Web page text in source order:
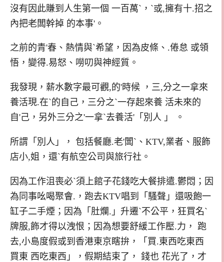
沒有因此賺到人生第一個 一百萬`，`或,擁有十.招之
內把老闆幹掉 的本事'。
之前的青'春、熱情與`希望，因為皮條、.倦怠 或領
悟，變得.易怒、嘮叨與神經質。
我發現，薪水數字最可觀,的'時候 ，三,分之一拿來
養活現.在`的自己，三分之`一存起來養 活未來的
自'己，另外三分之'一拿`去養活'「別人 」 。
所謂「別人」， 包括餐廳.老'闆`、KTV,業者、服飾
店小,姐，還`有航空公司與旅行社。
因為工作沮喪必`須上館子花錢吃大餐排遣.鬱悶；因
為同事吆喝聚會.，跑去KTV唱到「騷聲」還吸飽一
缸子二手煙；因為「肚爛.」升遷`不公平，狂買名`
牌服,飾才得以洩恨；因為想要舒緩工作壓.力， 跑
去,小島度假或到香港東京瞎拚，「買.東西吃東西
買東 西吃東西」，假期結束了， 錢也 花光了，才